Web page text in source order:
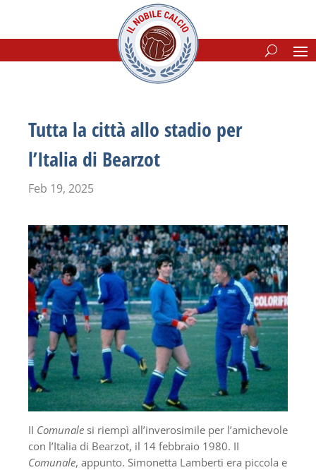
Tutta la città allo stadio per
l’Italia di Bearzot
Feb 19, 2025
II Comunale si riempì all’inverosimile per l’amichevole
con l’Italia di Bearzot, il 14 febbraio 1980. II
Comunale, appunto. Simonetta Lamberti era piccola e